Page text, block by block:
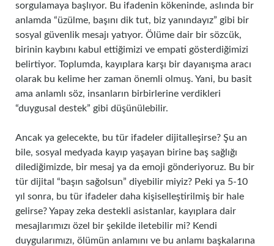
sorgulamaya başlıyor. Bu ifadenin kökeninde, aslında bir
anlamda “üzülme, başını dik tut, biz yanındayız” gibi bir
sosyal güvenlik mesajı yatıyor. Ölüme dair bir sözcük,
birinin kaybını kabul ettiğimizi ve empati gösterdiğimizi
belirtiyor. Toplumda, kayıplara karşı bir dayanışma aracı
olarak bu kelime her zaman önemli olmuş. Yani, bu basit
ama anlamlı söz, insanların birbirlerine verdikleri
“duygusal destek” gibi düşünülebilir.
Ancak ya gelecekte, bu tür ifadeler dijitalleşirse? Şu an
bile, sosyal medyada kayıp yaşayan birine baş sağlığı
dilediğimizde, bir mesaj ya da emoji gönderiyoruz. Bu bir
tür dijital “başın sağolsun” diyebilir miyiz? Peki ya 5-10
yıl sonra, bu tür ifadeler daha kişiselleştirilmiş bir hale
gelirse? Yapay zeka destekli asistanlar, kayıplara dair
mesajlarımızı özel bir şekilde iletebilir mi? Kendi
duygularımızı, ölümün anlamını ve bu anlamı başkalarına